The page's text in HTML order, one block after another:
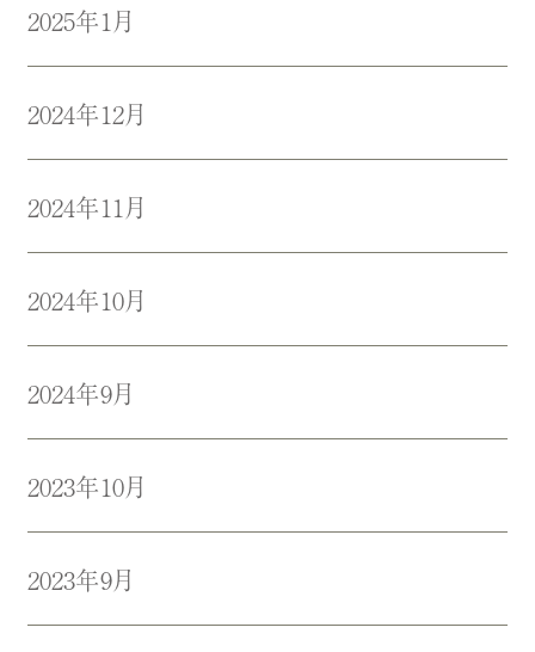
2025年1月
2024年12月
2024年11月
2024年10月
2024年9月
2023年10月
2023年9月